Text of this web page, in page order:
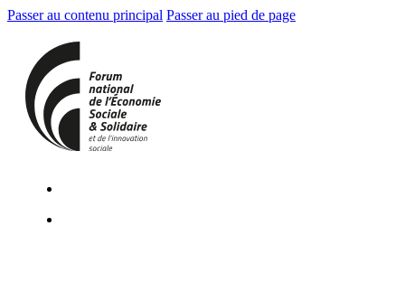
Passer au contenu principal Passer au pied de page